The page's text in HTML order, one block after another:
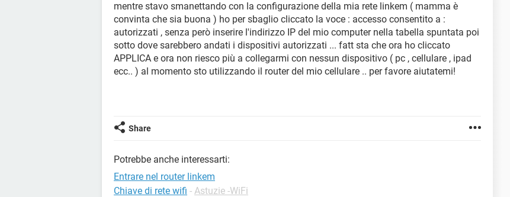
mentre stavo smanettando con la configurazione della mia rete linkem ( mamma è
convinta che sia buona ) ho per sbaglio cliccato la voce : accesso consentito a :
autorizzati , senza però inserire l'indirizzo IP del mio computer nella tabella spuntata poi
sotto dove sarebbero andati i dispositivi autorizzati ... fatt sta che ora ho cliccato
APPLICA e ora non riesco più a collegarmi con nessun dispositivo ( pc , cellulare , ipad
ecc.. ) al momento sto utilizzando il router del mio cellulare .. per favore aiutatemi!
Share
Potrebbe anche interessarti:
Entrare nel router linkem
Chiave di rete wifi - Astuzie -WiFi